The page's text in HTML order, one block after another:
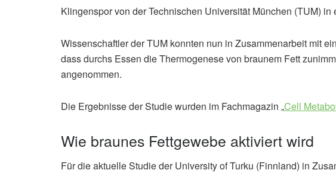
Klingenspor von der Technischen Universität München (TUM) in
Wissenschaftler der TUM konnten nun in Zusammenarbeit mit
dass durchs Essen die Thermogenese von braunem Fett
angenommen.
Die Ergebnisse der Studie wurden im Fachmagazin „Cell
Wie braunes Fettgewebe aktiviert wird
Für die aktuelle Studie der University of Turku (Finnland) in